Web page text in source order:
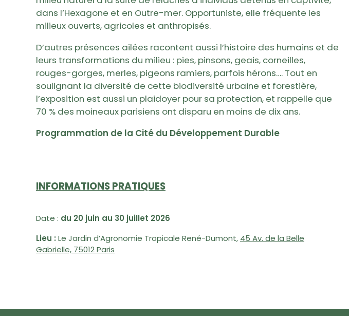
dans l’Hexagone et en Outre-mer. Opportuniste, elle fréquente les
milieux ouverts, agricoles et anthropisés.
D’autres présences ailées racontent aussi l’histoire des humains et de
leurs transformations du milieu : pies, pinsons, geais, corneilles,
rouges-gorges, merles, pigeons ramiers, parfois hérons…. Tout en
soulignant la diversité de cette biodiversité urbaine et forestière,
l’exposition est aussi un plaidoyer pour sa protection, et rappelle que
70 % des moineaux parisiens ont disparu en moins de dix ans.
Programmation de la Cité du Développement Durable
INFORMATIONS PRATIQUES
Date : du 20 juin au 30 juillet 2026
Lieu : Le Jardin d’Agronomie Tropicale René-Dumont, 45 Av. de la Belle
Gabrielle, 75012 Paris